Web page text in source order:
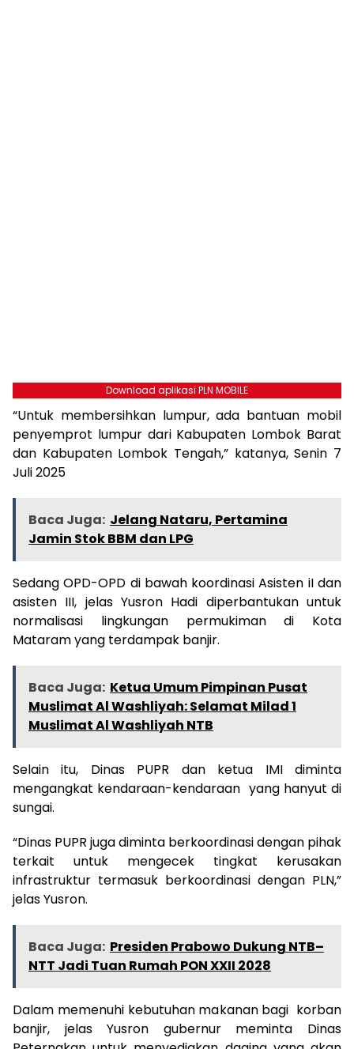
Download aplikasi PLN MOBILE
“Untuk membersihkan lumpur, ada bantuan mobil
penyemprot lumpur dari Kabupaten Lombok Barat
dan Kabupaten Lombok Tengah,” katanya, Senin 7
Juli 2025
Baca Juga: Jelang Nataru, Pertamina
Jamin Stok BBM dan LPG
Sedang OPD-OPD di bawah koordinasi Asisten iI dan
asisten III, jelas Yusron Hadi diperbantukan untuk
normalisasi lingkungan permukiman di Kota
Mataram yang terdampak banjir.
Baca Juga: Ketua Umum Pimpinan Pusat
Muslimat Al Washliyah: Selamat Milad 1
Muslimat Al Washliyah NTB
Selain itu, Dinas PUPR dan ketua IMI diminta
mengangkat kendaraan-kendaraan yang hanyut di
sungai.
“Dinas PUPR juga diminta berkoordinasi dengan pihak
terkait untuk mengecek tingkat kerusakan
infrastruktur termasuk berkoordinasi dengan PLN,”
jelas Yusron.
Baca Juga: Presiden Prabowo Dukung NTB–
NTT Jadi Tuan Rumah PON XXII 2028
Dalam memenuhi kebutuhan makanan bagi korban
banjir, jelas Yusron gubernur meminta Dinas